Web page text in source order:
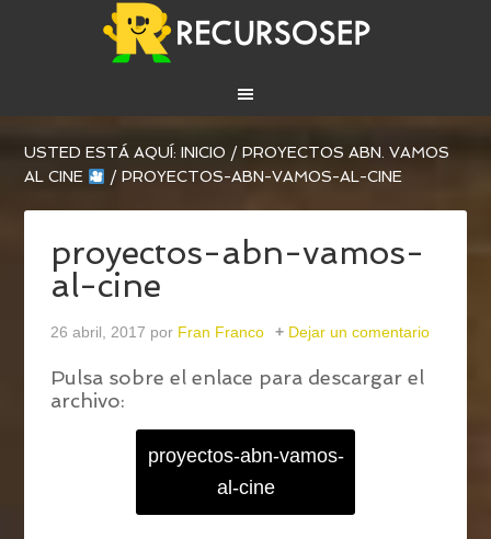
USTED ESTÁ AQUÍ:INICIO / PROYECTOS ABN. VAMOS
AL CINE
/ PROYECTOS-ABN-VAMOS-AL-CINE
proyectos-abn-vamos-
al-cine
26 abril, 2017 por Fran Franco Dejar un comentario
Pulsa sobre el enlace para descargar el
archivo:
proyectos-abn-vamos-
al-cine